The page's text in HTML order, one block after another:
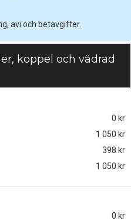
avi och betavgifter.
koppel och vädrad
0 kr
1 050 kr
398 kr
1 050 kr
0 kr